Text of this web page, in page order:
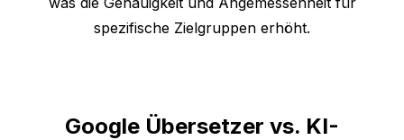
spezifische Zielgruppen erhöht.
Google Übersetzer vs. KI-